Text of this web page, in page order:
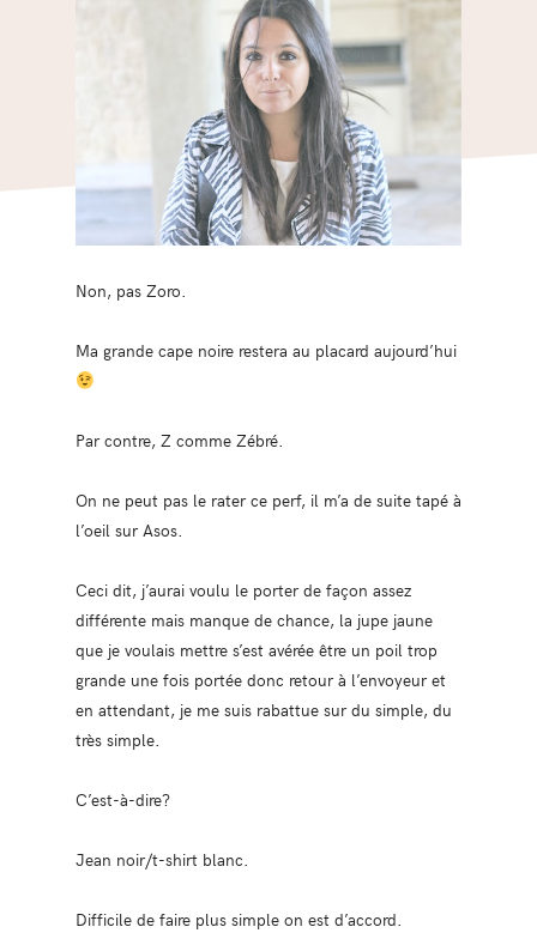
Non, pas Zoro.
Ma grande cape noire restera au placard aujourd’hui
Par contre, Z comme Zébré.
On ne peut pas le rater ce perf, il m’a de suite tapé à
l’oeil sur Asos.
Ceci dit, j’aurai voulu le porter de façon assez
différente mais manque de chance, la jupe jaune
que je voulais mettre s’est avérée être un poil trop
grande une fois portée donc retour à l’envoyeur et
en attendant, je me suis rabattue sur du simple, du
très simple.
C’est-à-dire?
Jean noir/t-shirt blanc.
Difficile de faire plus simple on est d’accord.